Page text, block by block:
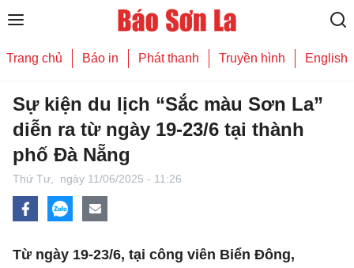
Trang chủ Báo in Phát thanh Truyền hình English
Sự kiện du lịch “Sắc màu Sơn La”
diễn ra từ ngày 19-23/6 tại thành
phố Đà Nẵng
Thứ Tư, ngày 11/06/2025 - 11:26
Từ ngày 19-23/6, tại công viên Biển Đông,